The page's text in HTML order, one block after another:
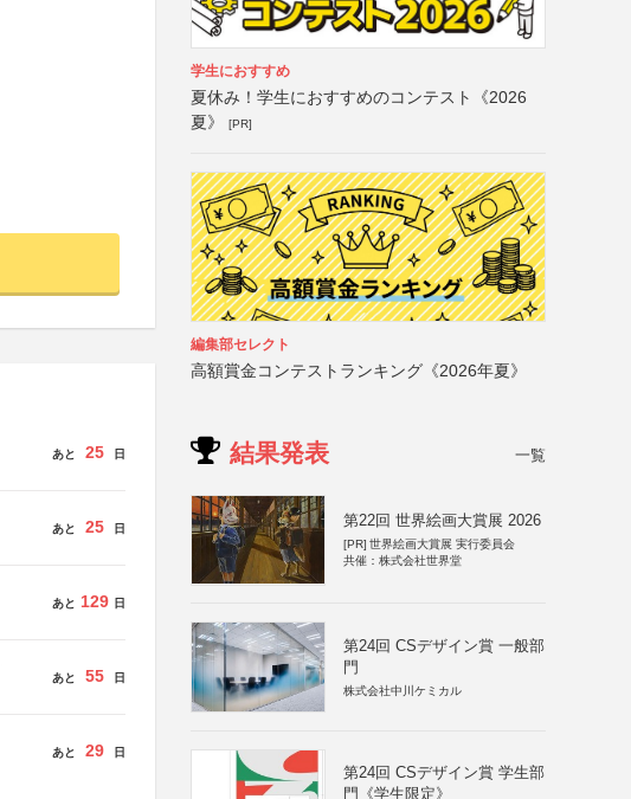
あと 25 日
あと 25 日
あと 129 日
あと 55 日
あと 29 日
学生におすすめ
夏休み！学生におすすめのコンテスト《2026
夏》
[PR]
編集部セレクト
高額賞金コンテストランキング《2026年夏》
結果発表 一覧
第22回 世界絵画大賞展 2026
[PR] 世界絵画大賞展 実行委員会
共催：株式会社世界堂
第24回 CSデザイン賞 一般部
門
株式会社中川ケミカル
第24回 CSデザイン賞 学生部
門《学生限定》